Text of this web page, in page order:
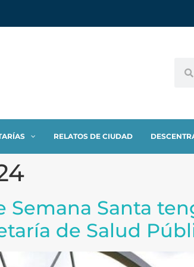
RELATOS DE CIUDAD
Semana Santa
de Salud